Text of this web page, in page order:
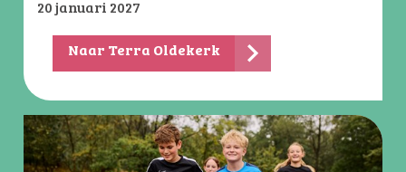
20 januari 2027
Naar Terra Oldekerk